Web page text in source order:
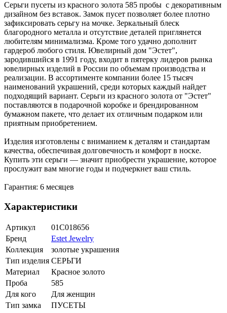
Серьги пусеты из красного золота 585 пробы с декоративным
дизайном без вставок. Замок пусет позволяет более плотно
зафиксировать серьгу на мочке. Зеркальный блеск
благородного металла и отсутствие деталей приглянется
любителям минимализма. Кроме того удачно дополнит
гардероб любого стиля. Ювелирный дом "Эстет",
зародившийся в 1991 году, входит в пятерку лидеров рынка
ювелирных изделий в России по объемам производства и
реализации. В ассортименте компании более 15 тысяч
наименований украшений, среди которых каждый найдет
подходящий вариант. Серьги из красного золота от "Эстет"
поставляются в подарочной коробке и брендированном
бумажном пакете, что делает их отличным подарком или
приятным приобретением.
Изделия изготовлены с вниманием к деталям и стандартам
качества, обеспечивая долговечность и комфорт в носке.
Купить эти серьги — значит приобрести украшение, которое
прослужит вам многие годы и подчеркнет ваш стиль.
Гарантия: 6 месяцев
Характеристики
Артикул
01С018656
Бренд
Estet Jewelry
Коллекция
золотые украшения
Тип изделия СЕРЬГИ
Материал
Красное золото
Проба
585
Для кого
Для женщин
Тип замка
ПУСЕТЫ